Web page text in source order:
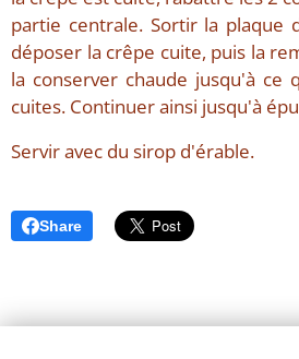
partie centrale. Sortir la plaque
déposer la crêpe cuite, puis la
la conserver chaude jusqu'à ce
cuites. Continuer ainsi jusqu'à
Servir avec du sirop d'érable.
Share